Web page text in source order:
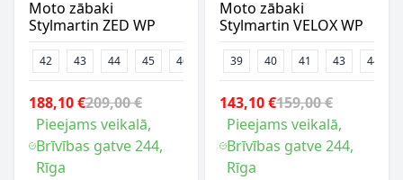
Moto zābaki
Stylmartin ZED WP
42 43 44 45 46
188,10 €209,00 €
Pieejams veikalā,
Brīvības gatve 244,
Rīga
Moto zābaki
Stylmartin VELOX WP
39 40 41 43 44
143,10 €159,00 €
Pieejams veikalā,
Brīvības gatve 244,
Rīga